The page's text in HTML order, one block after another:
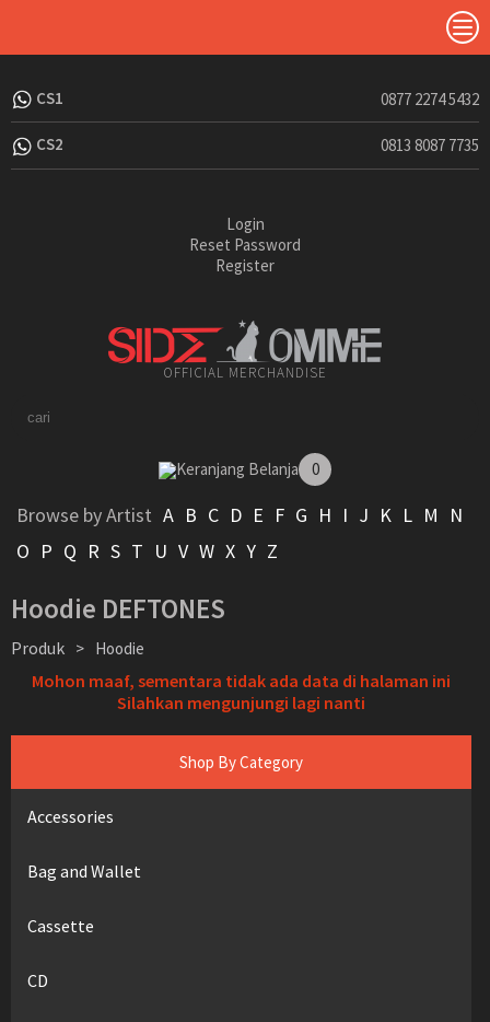
CS1 0877 2274 5432
CS2 0813 8087 7735
Login
Reset Password
Register
OFFICIAL MERCHANDISE
Keranjang Belanja 0
Browse by Artist A B C D E F G H I J K L M
N
O P Q R S T U V W X Y Z
Shop By Category
Accessories
Bag and Wallet
Cassette
CD
Hoodie DEFTONES
Produk > Hoodie
Mohon maaf, sementara tidak ada data di halaman ini
Silahkan mengunjungi lagi nanti